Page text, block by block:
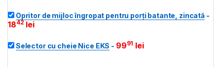
Opritor de mijloc îngropat pentru porți batante, zincată -
1842 lei
Selector cu cheie Nice EKS - 9991 lei